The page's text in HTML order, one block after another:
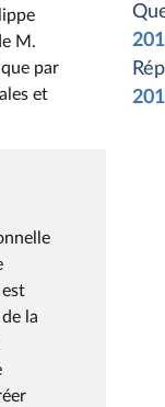
M.
par
et
la